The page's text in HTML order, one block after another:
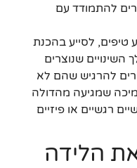
להתמודד עם
טיפים, לסייע בהכנת
השינויים שנוצרים
להרגיש שהם לא
שמגיעה מהדולה
רגשיים או פיזיים
הלידה